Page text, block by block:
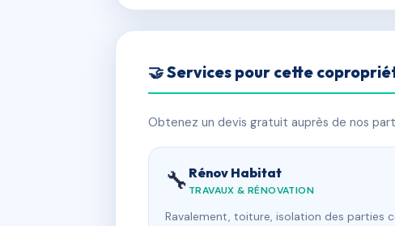
🤝 Services pour cette
Obtenez un devis gratuit auprès de nos
🔧 Rénov Habitat
TRAVAUX & RÉNOVATION
Ravalement, toiture, isolation des parties